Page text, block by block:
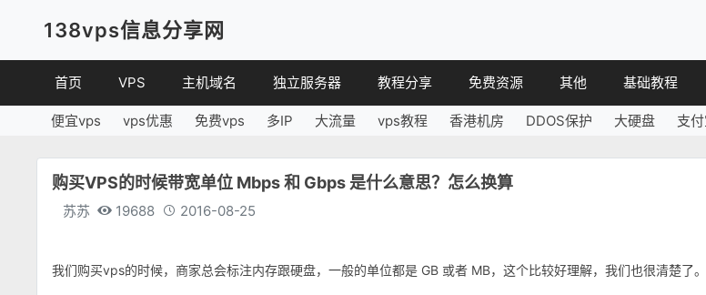
138vps信息分享网
首页 VPS
VPS优惠
VPS评测
主机域名
域名
独立服务器 教程分享
VPS教程
linux 教程
免费资源
免费空间
免费VPS
其他
简讯
基础教程
便宜vps vps优惠 免费vps 多IP 大流量 vps教程 香港机房 DDOS保护 大硬盘 支
购买VPS的时候带宽单位 Mbps 和 Gbps 是什么意思？怎么换算
苏苏 19688 2016-08-25
我们购买vps的时候，商家总会标注内存跟硬盘，一般的单位都是 GB 或者 MB，这个比较好理解，我们也很清楚了。